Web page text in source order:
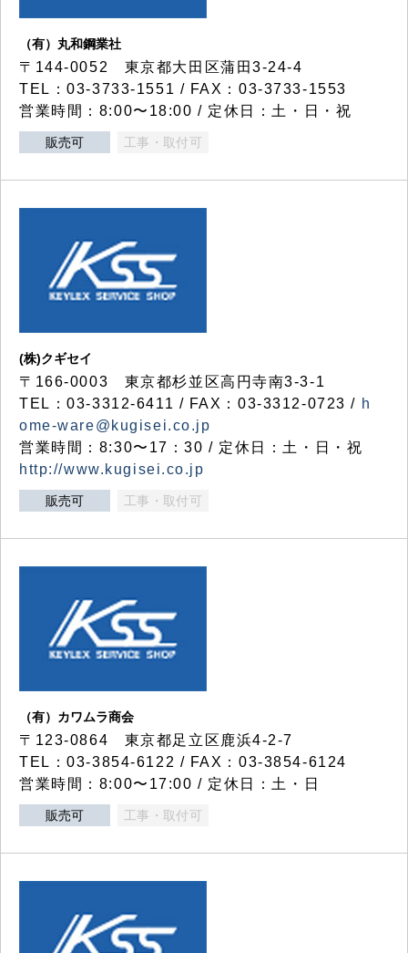
（有）丸和鋼業社
〒144-0052 東京都大田区蒲田3-24-4
TEL：03-3733-1551 / FAX：03-3733-1553
営業時間：8:00〜18:00 / 定休日：土・日・祝
販売可 工事・取付可
(株)クギセイ
〒166-0003 東京都杉並区高円寺南3-3-1
TEL：03-3312-6411 / FAX：03-3312-0723 / h
ome-ware@kugisei.co.jp
営業時間：8:30〜17：30 / 定休日：土・日・祝
http://www.kugisei.co.jp
販売可 工事・取付可
（有）カワムラ商会
〒123-0864 東京都足立区鹿浜4-2-7
TEL：03-3854-6122 / FAX：03-3854-6124
営業時間：8:00〜17:00 / 定休日：土・日
販売可 工事・取付可